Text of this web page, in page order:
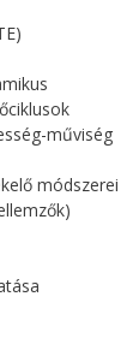
műviség
módszerei